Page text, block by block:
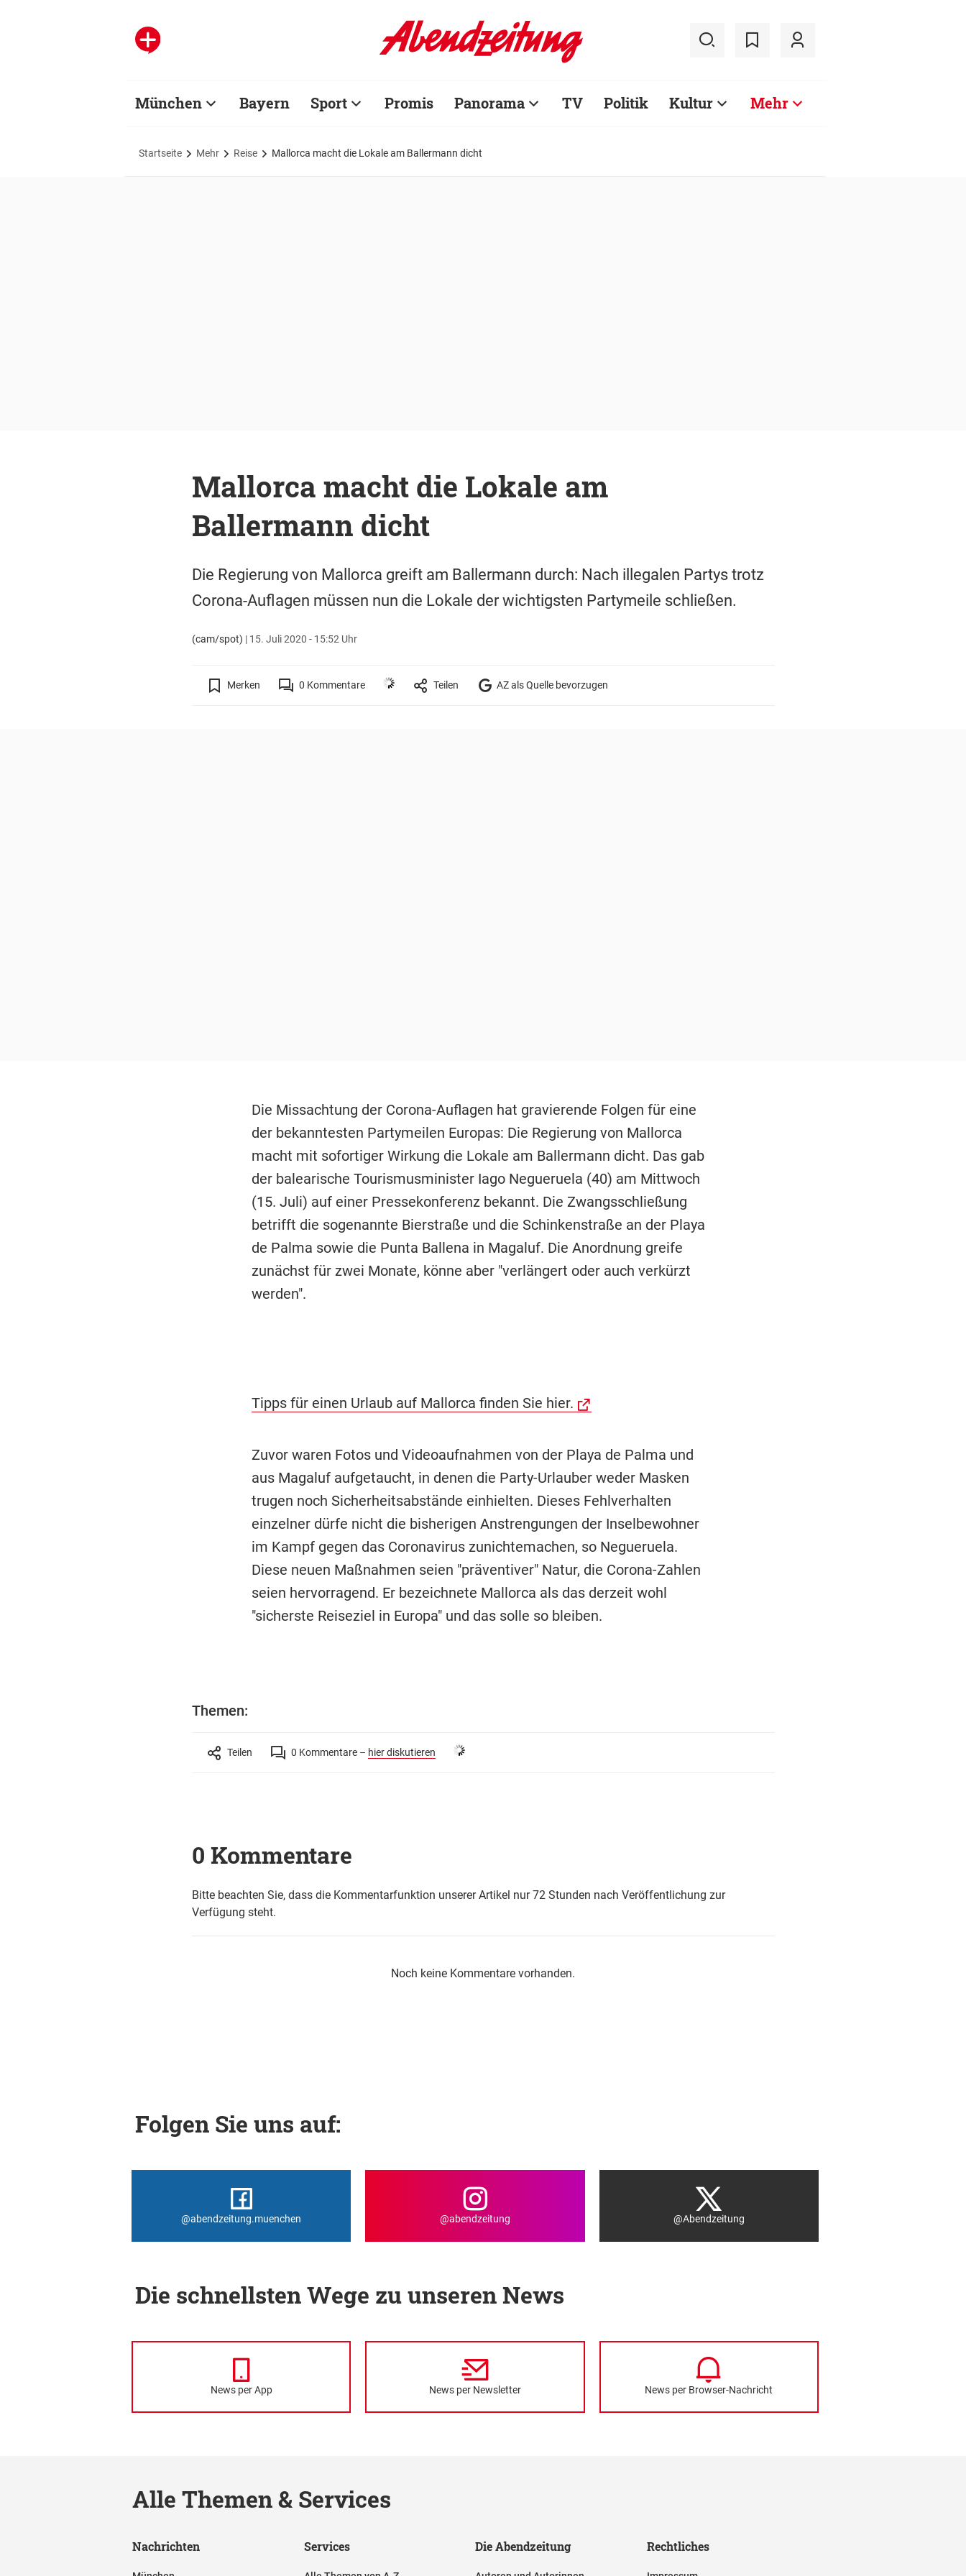
München Bayern Sport Promis Panorama TV Politik Kultur Mehr
Startseite Mehr Reise Mallorca macht die Lokale am Ballermann dicht
Mallorca macht die Lokale am
Ballermann dicht
Die Regierung von Mallorca greift am Ballermann durch: Nach illegalen Partys trotz
Corona-Auflagen müssen nun die Lokale der wichtigsten Partymeile schließen.
(cam/spot) | 15. Juli 2020 - 15:52 Uhr
Merken 0 Kommentare Teilen AZ als Quelle bevorzugen
Die Missachtung der Corona-Auflagen hat gravierende Folgen für eine
der bekanntesten Partymeilen Europas: Die Regierung von Mallorca
macht mit sofortiger Wirkung die Lokale am Ballermann dicht. Das gab
der balearische Tourismusminister Iago Negueruela (40) am Mittwoch
(15. Juli) auf einer Pressekonferenz bekannt. Die Zwangsschließung
betrifft die sogenannte Bierstraße und die Schinkenstraße an der Playa
de Palma sowie die Punta Ballena in Magaluf. Die Anordnung greife
zunächst für zwei Monate, könne aber "verlängert oder auch verkürzt
werden".
Tipps für einen Urlaub auf Mallorca finden Sie hier.
Zuvor waren Fotos und Videoaufnahmen von der Playa de Palma und
aus Magaluf aufgetaucht, in denen die Party-Urlauber weder Masken
trugen noch Sicherheitsabstände einhielten. Dieses Fehlverhalten
einzelner dürfe nicht die bisherigen Anstrengungen der Inselbewohner
im Kampf gegen das Coronavirus zunichtemachen, so Negueruela.
Diese neuen Maßnahmen seien "präventiver" Natur, die Corona-Zahlen
seien hervorragend. Er bezeichnete Mallorca als das derzeit wohl
"sicherste Reiseziel in Europa" und das solle so bleiben.
Themen:
Teilen 0 Kommentare – hier diskutieren
0 Kommentare
Bitte beachten Sie, dass die Kommentarfunktion unserer Artikel nur 72 Stunden nach Veröffentlichung zur
Verfügung steht.
Noch keine Kommentare vorhanden.
Folgen Sie uns auf:
@abendzeitung.muenchen @abendzeitung @Abendzeitung
Die schnellsten Wege zu unseren News
News per App News per Newsletter News per Browser-Nachricht
Alle Themen & Services
Nachrichten Services Die Abendzeitung Rechtliches